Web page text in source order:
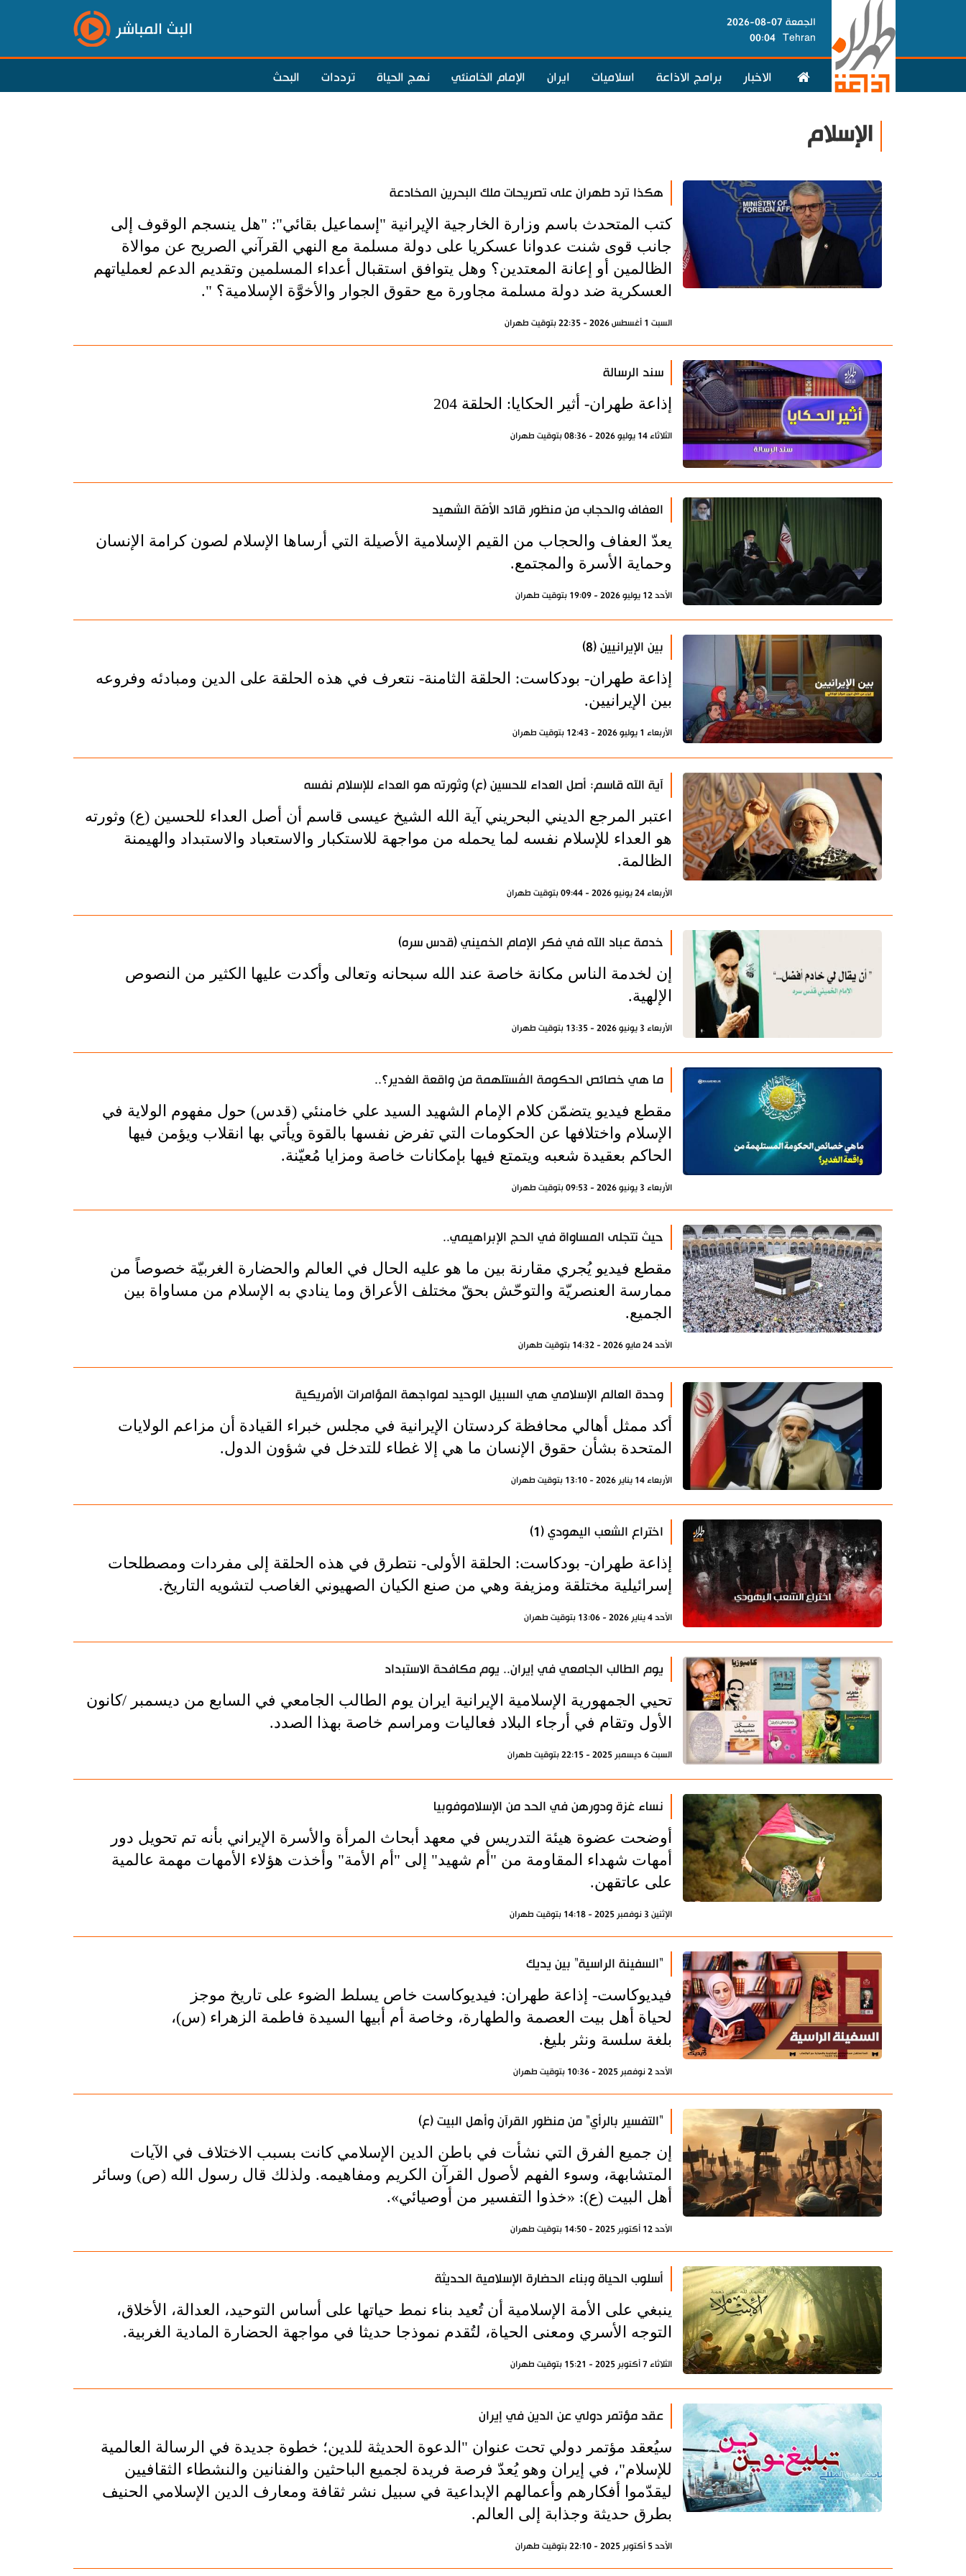
الجمعة 07-08-2026
Tehran
00:04 البث المباشر
الاخبار برامج الاذاعة اسلاميات ايران الإمام الخامنئي نهج الحياة ترددات البحث
الإسلام
هكذا ترد طهران على تصريحات ملك البحرين المخادعة
كتب المتحدث باسم وزارة الخارجية الإيرانية "إسماعيل بقائي": "هل ينسجم الوقوف إلى
جانب قوى شنت عدوانا عسكريا على دولة مسلمة مع النهي القرآني الصريح عن موالاة
الظالمين أو إعانة المعتدين؟ وهل يتوافق استقبال أعداء المسلمين وتقديم الدعم لعملياتهم
العسكرية ضد دولة مسلمة مجاورة مع حقوق الجوار والأخوَّة الإسلامية؟ ".
السبت 1 أغسطس 2026 - 22:35 بتوقيت طهران
سند الرسالة
إذاعة طهران- أثير الحكايا: الحلقة 204
الثلاثاء 14 يوليو 2026 - 08:36 بتوقيت طهران
العفاف والحجاب من منظور قائد الأمّة الشهيد
يعدّ العفاف والحجاب من القيم الإسلامية الأصيلة التي أرساها الإسلام لصون كرامة الإنسان
وحماية الأسرة والمجتمع.
الأحد 12 يوليو 2026 - 19:09 بتوقيت طهران
بين الإيرانيين (8)
إذاعة طهران- بودكاست: الحلقة الثامنة- نتعرف في هذه الحلقة على الدين ومبادئه وفروعه
بين الإيرانيين.
الأربعاء 1 يوليو 2026 - 12:43 بتوقيت طهران
آية الله قاسم: أصل العداء للحسين (ع) وثورته هو العداء للإسلام نفسه
اعتبر المرجع الديني البحريني آية الله الشيخ عيسى قاسم أن أصل العداء للحسين (ع) وثورته
هو العداء للإسلام نفسه لما يحمله من مواجهة للاستكبار والاستعباد والاستبداد والهيمنة
الظالمة.
الأربعاء 24 يونيو 2026 - 09:44 بتوقيت طهران
خدمة عباد الله في فكر الإمام الخميني (قدس سره)
إن لخدمة الناس مكانة خاصة عند الله سبحانه وتعالى وأكدت عليها الكثير من النصوص
الإلهية.
الأربعاء 3 يونيو 2026 - 13:35 بتوقيت طهران
ما هي خصائص الحكومة المُستلهمة من واقعة الغدير؟..
مقطع فيديو يتضمّن كلام الإمام الشهيد السيد علي خامنئي (قدس) حول مفهوم الولاية في
الإسلام واختلافها عن الحكومات التي تفرض نفسها بالقوة ويأتي بها انقلاب ويؤمن فيها
الحاكم بعقيدة شعبه ويتمتع فيها بإمكانات خاصة ومزايا مُعيّنة.
الأربعاء 3 يونيو 2026 - 09:53 بتوقيت طهران
حيث تتجلى المساواة في الحج الإبراهيمي..
مقطع فيديو يُجري مقارنة بين ما هو عليه الحال في العالم والحضارة الغربيّة خصوصاً من
ممارسة العنصريّة والتوحّش بحقّ مختلف الأعراق وما ينادي به الإسلام من مساواة بين
الجميع.
الأحد 24 مايو 2026 - 14:32 بتوقيت طهران
وحدة العالم الإسلامي هي السبيل الوحيد لمواجهة المؤامرات الأمريكية
أكد ممثل أهالي محافظة كردستان الإيرانية في مجلس خبراء القيادة أن مزاعم الولايات
المتحدة بشأن حقوق الإنسان ما هي إلا غطاء للتدخل في شؤون الدول.
الأربعاء 14 يناير 2026 - 13:10 بتوقيت طهران
اختراع الشعب اليهودي (1)
إذاعة طهران- بودكاست: الحلقة الأولى- نتطرق في هذه الحلقة إلى مفردات ومصطلحات
إسرائيلية مختلقة ومزيفة وهي من صنع الكيان الصهيوني الغاصب لتشويه التاريخ.
الأحد 4 يناير 2026 - 13:06 بتوقيت طهران
يوم الطالب الجامعي في إيران.. يوم مكافحة الاستبداد
تحيي الجمهورية الإسلامية الإيرانية ايران يوم الطالب الجامعي في السابع من ديسمبر /كانون
الأول وتقام في أرجاء البلاد فعاليات ومراسم خاصة بهذا الصدد.
السبت 6 ديسمبر 2025 - 22:15 بتوقيت طهران
نساء غزة ودورهن في الحد من الإسلاموفوبيا
أوضحت عضوة هيئة التدريس في معهد أبحاث المرأة والأسرة الإيراني بأنه تم تحويل دور
أمهات شهداء المقاومة من "أم شهيد" إلى "أم الأمة" وأخذت هؤلاء الأمهات مهمة عالمية
على عاتقهن.
الإثنين 3 نوفمبر 2025 - 14:18 بتوقيت طهران
"السفينة الراسية" بين يديك
فيديوكاست- إذاعة طهران: فيديوكاست خاص يسلط الضوء على تاريخ موجز
لحياة أهل بيت العصمة والطهارة، وخاصة أم أبيها السيدة فاطمة الزهراء (س)،
بلغة سلسة ونثر بليغ.
الأحد 2 نوفمبر 2025 - 10:36 بتوقيت طهران
"التفسير بالرأي" من منظور القرآن وأهل البيت (ع)
إن جميع الفرق التي نشأت في باطن الدين الإسلامي كانت بسبب الاختلاف في الآيات
المتشابهة، وسوء الفهم لأصول القرآن الكريم ومفاهيمه. ولذلك قال رسول الله (ص) وسائر
أهل البيت (ع): «خذوا التفسير من أوصيائي».
الأحد 12 أكتوبر 2025 - 14:50 بتوقيت طهران
أسلوب الحياة وبناء الحضارة الإسلامية الحديثة
ينبغي على الأمة الإسلامية أن تُعيد بناء نمط حياتها على أساس التوحيد، العدالة، الأخلاق،
التوجه الأسري ومعنى الحياة، لتُقدم نموذجا حديثا في مواجهة الحضارة المادية الغربية.
الثلاثاء 7 أكتوبر 2025 - 15:21 بتوقيت طهران
عقد مؤتمر دولي عن الدين في إيران
سيُعقد مؤتمر دولي تحت عنوان "الدعوة الحديثة للدين؛ خطوة جديدة في الرسالة العالمية
للإسلام"، في إيران وهو يُعدّ فرصة فريدة لجميع الباحثين والفنانين والنشطاء الثقافيين
ليقدّموا أفكارهم وأعمالهم الإبداعية في سبيل نشر ثقافة ومعارف الدين الإسلامي الحنيف
بطرق حديثة وجذابة إلى العالم.
الأحد 5 أكتوبر 2025 - 22:10 بتوقيت طهران